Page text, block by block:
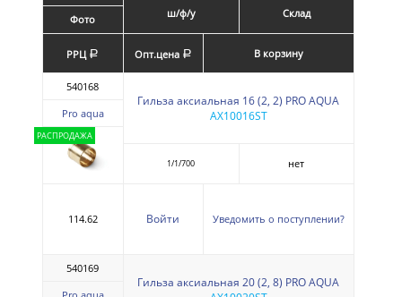
Фото
ш/ф/у Склад
РРЦ a Опт.цена a В корзину
РАСПРОДАЖА
540168
Pro aqua
Гильза аксиальная 16 (2, 2) PRO AQUA
AX10016ST
1/1/700 нет
114.62 Войти Уведомить о поступлении?
540169
Гильза аксиальная 20 (2, 8) PRO AQUA